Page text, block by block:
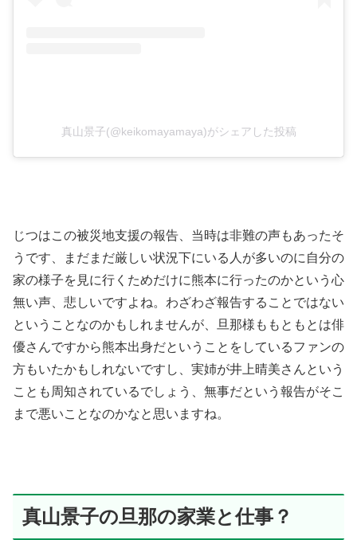
真山景子(@keikomayamaya)がシェアした投稿
じつはこの被災地支援の報告、当時は非難の声もあったそ
うです、まだまだ厳しい状況下にいる人が多いのに自分の
家の様子を見に行くためだけに熊本に行ったのかという心
無い声、悲しいですよね。わざわざ報告することではない
ということなのかもしれませんが、旦那様ももともとは俳
優さんですから熊本出身だということをしているファンの
方もいたかもしれないですし、実姉が井上晴美さんという
ことも周知されているでしょう、無事だという報告がそこ
まで悪いことなのかなと思いますね。
真山景子の旦那の家業と仕事？